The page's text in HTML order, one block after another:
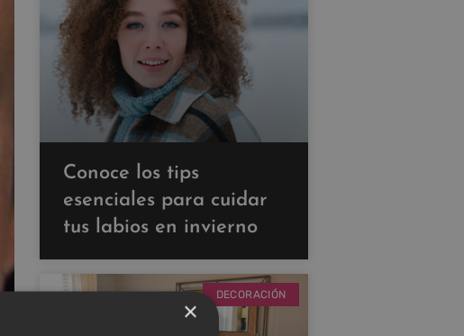
Conoce los tips
esenciales para cuidar
tus labios en invierno
DECORACIÓN
×